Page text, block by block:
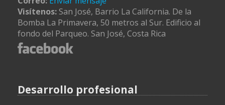
Visítenos: San José, Barrio La California. De la
Bomba La Primavera, 50 metros al Sur. Edificio al
fondo del Parqueo. San José, Costa Rica
Desarrollo profesional